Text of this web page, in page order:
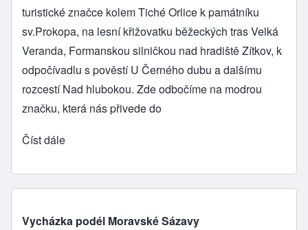
turistické značce kolem Tiché Orlice k památníku
sv.Prokopa, na lesní křižovatku běžeckých tras Velká
Veranda, Formanskou silničkou nad hradiště Zítkov, k
odpočívadlu s pověstí U Černého dubu a dalšímu
rozcestí Nad hlubokou. Zde odbočíme na modrou
značku, která nás přivede do
Číst dále
Vycházka podél Moravské Sázavy